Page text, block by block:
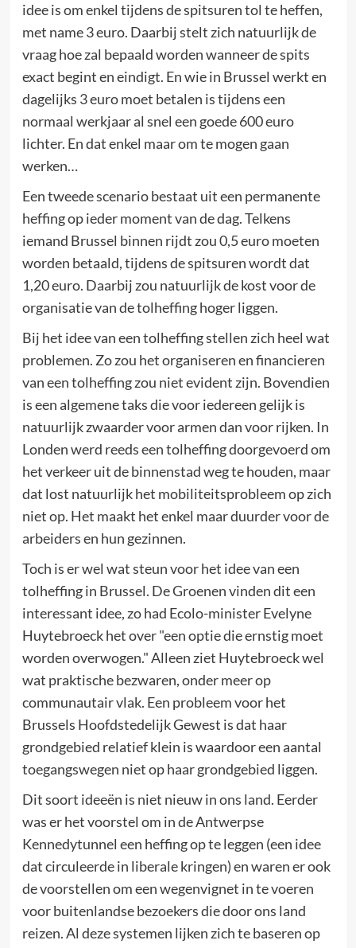
idee is om enkel tijdens de spitsuren tol te heffen,
met name 3 euro. Daarbij stelt zich natuurlijk de
vraag hoe zal bepaald worden wanneer de spits
exact begint en eindigt. En wie in Brussel werkt en
dagelijks 3 euro moet betalen is tijdens een
normaal werkjaar al snel een goede 600 euro
lichter. En dat enkel maar om te mogen gaan
werken…
Een tweede scenario bestaat uit een permanente
heffing op ieder moment van de dag. Telkens
iemand Brussel binnen rijdt zou 0,5 euro moeten
worden betaald, tijdens de spitsuren wordt dat
1,20 euro. Daarbij zou natuurlijk de kost voor de
organisatie van de tolheffing hoger liggen.
Bij het idee van een tolheffing stellen zich heel wat
problemen. Zo zou het organiseren en financieren
van een tolheffing zou niet evident zijn. Bovendien
is een algemene taks die voor iedereen gelijk is
natuurlijk zwaarder voor armen dan voor rijken. In
Londen werd reeds een tolheffing doorgevoerd om
het verkeer uit de binnenstad weg te houden, maar
dat lost natuurlijk het mobiliteitsprobleem op zich
niet op. Het maakt het enkel maar duurder voor de
arbeiders en hun gezinnen.
Toch is er wel wat steun voor het idee van een
tolheffing in Brussel. De Groenen vinden dit een
interessant idee, zo had Ecolo-minister Evelyne
Huytebroeck het over "een optie die ernstig moet
worden overwogen." Alleen ziet Huytebroeck wel
wat praktische bezwaren, onder meer op
communautair vlak. Een probleem voor het
Brussels Hoofdstedelijk Gewest is dat haar
grondgebied relatief klein is waardoor een aantal
toegangswegen niet op haar grondgebied liggen.
Dit soort ideeën is niet nieuw in ons land. Eerder
was er het voorstel om in de Antwerpse
Kennedytunnel een heffing op te leggen (een idee
dat circuleerde in liberale kringen) en waren er ook
de voorstellen om een wegenvignet in te voeren
voor buitenlandse bezoekers die door ons land
reizen. Al deze systemen lijken zich te baseren op